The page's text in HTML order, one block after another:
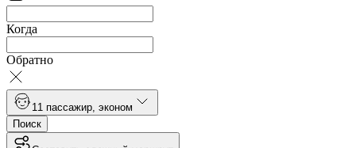
Когда
Обратно
1 1 пассажир эконом
Поиск